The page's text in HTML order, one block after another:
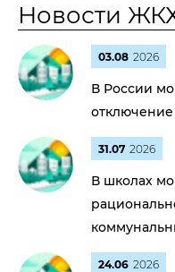
Новости
03.08 2026
В России
31.07 2026
В школах
24.06 2026